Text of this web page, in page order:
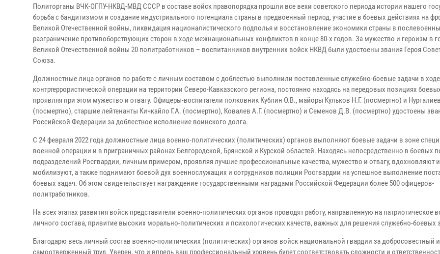
Политорганы ВЧК-ОГПУ-НКВД-МВД СССР в составе войск правопорядка прошли все вехи советского периода истории нашего
борьба с бандитизмом и создание индустриального потенциала страны в предвоенный период, участие в боевых действиях на
Великой Отечественной войны, ликвидация националистического подполья и восстановление экономики страны в
разграничение противоборствующих сторон в ходе межнациональных конфликтов в конце 80-х годов. За мужество и героизм в
Великой Отечественной войны 20 политработников – воспитанников внутренних войск НКВД были удостоены звания Героя
Союза.
Должностные лица органов по работе с личным составом с доблестью выполнили поставленные служебно-боевые задачи в ходе
контртеррористической операции на территории Северо-Кавказского региона, постоянно находясь на передовых позициях
проявляя при этом мужество и отвагу. Офицеры-воспитатели полковник Кублин О.В., майоры Кульков Н.Г. (посмертно) и
(посмертно), старшие лейтенанты Кичкайло Г.А. (посмертно), Ковалев А.Г. (посмертно) и Семенов Д.В. (посмертно) удостоены
Российской Федерации за доблестное исполнение воинского долга.
С 24 февраля 2022 года должностные лица военно-политических (политических) органов выполняют боевые задачи в зоне
военной операции и в приграничных районах Белгородской, Брянской и Курской областей. Находясь непосредственно в боевых
подразделений Росгвардии, личным примером, проявляя лучшие профессиональные качества, мужество и отвагу, вдохновляют и
мобилизуют, а также поднимают боевой дух военнослужащих и сотрудников полиции Росгвардии на успешное выполнение
боевых задач. Об этом свидетельствует награждение государственными наградами Российской Федерации более 500 офицеров-
политработников.
На всех этапах развития войск представители военно-политических органов проводят работу, направленную на патриотическое
личного состава, привитие высоких морально-политических и психологических качеств, важных для решения служебно-боевых
Благодарю весь личный состав военно-политических (политических) органов войск национальной гвардии за добросовестный и
самоотверженный труд. Уверен, что и впредь ваш профессиональный уровень будет соответствовать сложности и